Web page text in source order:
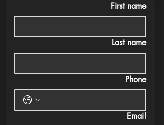
First name
Last name
Phone
Email